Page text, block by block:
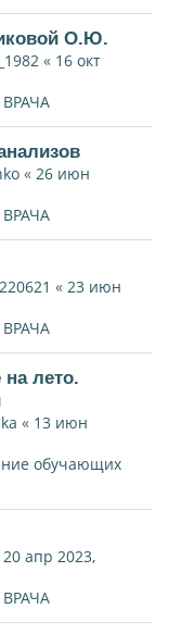
О.Ю.
« 16 окт
« 26 июн
« 23 июн
на лето.
« 13 июн
обучающих
20 апр 2023,